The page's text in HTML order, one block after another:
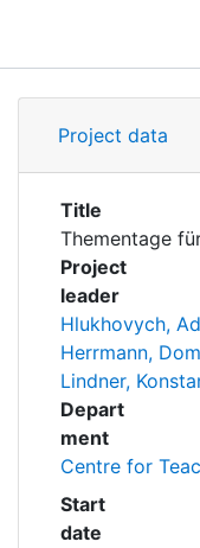
Awards
My FIS
Help
Project data
Title
Thementage
Project
leader
Hlukhovych,
Herrmann,
Lindner,
Depart
ment
Centre for
Start
date